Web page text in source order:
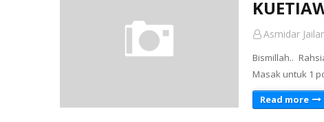
Asmidar
Bismillah..
Masak untuk 1
Read more